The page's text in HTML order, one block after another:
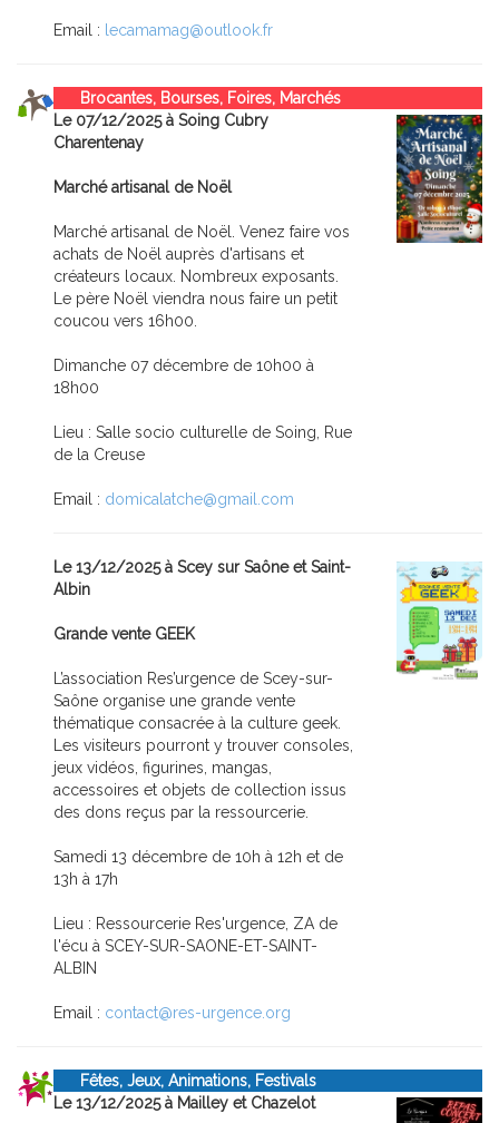
Email : lecamamag@outlook.fr
Brocantes, Bourses, Foires, Marchés
Le 07/12/2025 à Soing Cubry
Charentenay
Marché artisanal de Noël
Marché artisanal de Noël. Venez faire vos
achats de Noël auprès d'artisans et
créateurs locaux. Nombreux exposants.
Le père Noël viendra nous faire un petit
coucou vers 16h00.
Dimanche 07 décembre de 10h00 à
18h00
Lieu : Salle socio culturelle de Soing, Rue
de la Creuse
Email : domicalatche@gmail.com
Le 13/12/2025 à Scey sur Saône et Saint-
Albin
Grande vente GEEK
L’association Res’urgence de Scey-sur-
Saône organise une grande vente
thématique consacrée à la culture geek.
Les visiteurs pourront y trouver consoles,
jeux vidéos, figurines, mangas,
accessoires et objets de collection issus
des dons reçus par la ressourcerie.
Samedi 13 décembre de 10h à 12h et de
13h à 17h
Lieu : Ressourcerie Res'urgence, ZA de
l'écu à SCEY-SUR-SAONE-ET-SAINT-
ALBIN
Email : contact@res-urgence.org
Fêtes, Jeux, Animations, Festivals
Le 13/12/2025 à Mailley et Chazelot